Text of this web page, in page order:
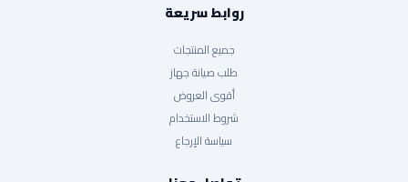
روابط سريعة
جميع المنتجات
طلب صيانة جهاز
أقوى العروض
شروط الاستخدام
سياسة الإرجاع